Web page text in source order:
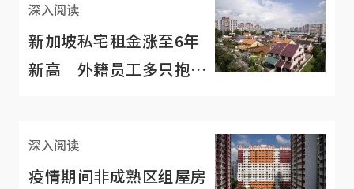
深入阅读
新加坡私宅租金涨至6年
新高 外籍员工多只抱怨
深入阅读
疫情期间非成熟区组屋房